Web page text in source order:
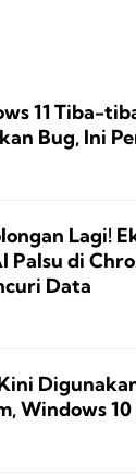
11 Tiba-
Bug, Ini
Lagi!
Palsu di
Data
Windows